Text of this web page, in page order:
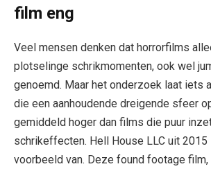
film eng
Veel mensen denken dat horrorfilms
plotselinge schrikmomenten, ook wel
genoemd. Maar het onderzoek laat iets
die een aanhoudende dreigende sfeer
gemiddeld hoger dan films die puur
schrikeffecten. Hell House LLC uit 2015
voorbeeld van. Deze found footage